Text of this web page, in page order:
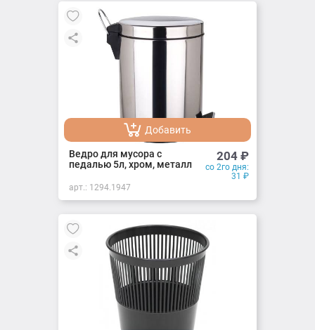
Добавить
Добавлено
Ведро для мусора с
педалью 5л, хром, металл
204 ₽
со 2го дня:
31 ₽
арт.: 1294.1947